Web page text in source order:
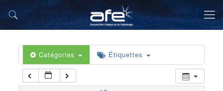
Catégories Étiquettes
5 h 00 min
6 h 00 min
7 h 00 min